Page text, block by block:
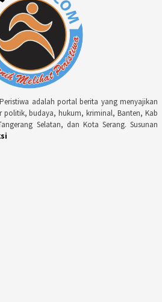
adalah portal berita yang menyajikan
politik, budaya, hukum, kriminal, Banten, Kab
Selatan, dan Kota Serang. Susunan